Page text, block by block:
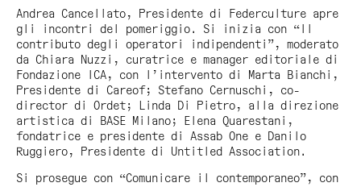
Andrea Cancellato, Presidente di Federculture apre
gli incontri del pomeriggio. Si inizia con “Il
contributo degli operatori indipendenti”, moderato
da Chiara Nuzzi, curatrice e manager editoriale di
Fondazione ICA, con l’intervento di Marta Bianchi,
Presidente di Careof; Stefano Cernuschi, co-
director di Ordet; Linda Di Pietro, alla direzione
artistica di BASE Milano; Elena Quarestani,
fondatrice e presidente di Assab One e Danilo
Ruggiero, Presidente di Untitled Association.
Si prosegue con “Comunicare il contemporaneo”, con